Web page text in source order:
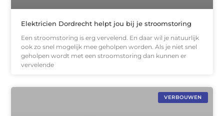
Elektricien Dordrecht helpt jou bij je stroomstoring
Een stroomstoring is erg vervelend. En daar wil je natuurlijk
ook zo snel mogelijk mee geholpen worden. Als je niet snel
geholpen wordt met een stroomstoring dan kunnen er
vervelende
VERBOUWEN